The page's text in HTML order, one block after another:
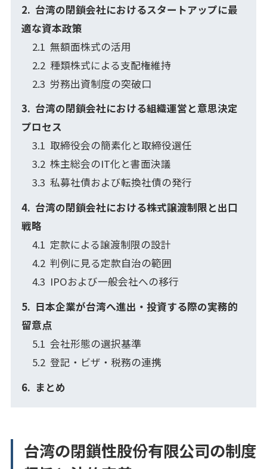
台湾の閉鎖会社におけるスタートアップに最
適な資本政策
無額面株式の活用
種類株式による支配権維持
労務出資制度の突破口
台湾の閉鎖会社における組織運営と意思決定
プロセス
取締役会の簡素化と取締役選任
株主総会のIT化と書面決議
私募社債および転換社債の発行
台湾の閉鎖会社における株式譲渡制限と出口
戦略
定款による譲渡制限の設計
判例に見る定款自治の範囲
IPOおよび一般会社への移行
日本企業が台湾へ進出・投資する際の実務的
留意点
会社形態の選択基準
登記・ビザ・税務の連携
まとめ
台湾の閉鎖性股份有限公司の制度